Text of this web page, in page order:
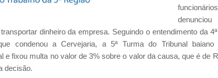
dinheiro da empresa. Seguindo o entendimento da
condenou a Cervejaria, a 5ª Turma do Tribunal
e fixou multa no valor de 3% sobre o valor da causa, que é de
decisão.